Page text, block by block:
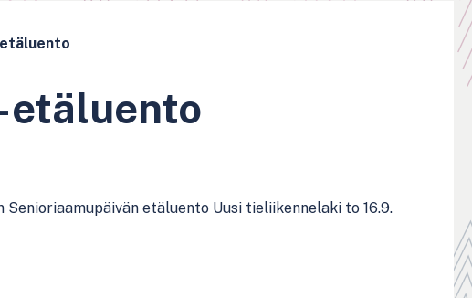
etäluento
etäluento Uusi tieliikennelaki to 16.9.